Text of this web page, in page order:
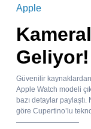
Apple
Geliyor!
Güvenilir
Apple Watch modeli
bazı detaylar
göre Cupertino’lu